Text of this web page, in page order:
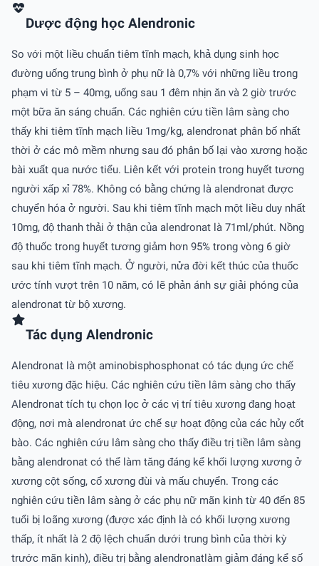
Dược động học Alendronic
So với một liều chuẩn tiêm tĩnh mạch, khả dụng sinh học
đường uống trung bình ở phụ nữ là 0,7% với những liều trong
phạm vi từ 5 – 40mg, uống sau 1 đêm nhịn ăn và 2 giờ trước
một bữa ăn sáng chuẩn. Các nghiên cứu tiền lâm sàng cho
thấy khi tiêm tĩnh mạch liều 1mg/kg, alendronat phân bố nhất
thời ở các mô mềm nhưng sau đó phân bố lại vào xương hoặc
bài xuất qua nước tiểu. Liên kết với protein trong huyết tương
người xấp xỉ 78%. Không có bằng chứng là alendronat được
chuyển hóa ở người. Sau khi tiêm tĩnh mạch một liều duy nhất
10mg, độ thanh thải ở thận của alendronat là 71ml/phút. Nồng
độ thuốc trong huyết tương giảm hơn 95% trong vòng 6 giờ
sau khi tiêm tĩnh mạch. Ở người, nửa đời kết thúc của thuốc
ước tính vượt trên 10 năm, có lẽ phản ánh sự giải phóng của
alendronat từ bộ xương.
Tác dụng Alendronic
Alendronat là một aminobisphosphonat có tác dụng ức chế
tiêu xương đặc hiệu. Các nghiên cứu tiền lâm sàng cho thấy
Alendronat tích tụ chọn lọc ở các vị trí tiêu xương đang hoạt
động, nơi mà alendronat ức chế sự hoạt động của các hủy cốt
bào. Các nghiên cứu lâm sàng cho thấy điều trị tiền lâm sàng
bằng alendronat có thể làm tăng đáng kể khối lượng xương ở
xương cột sống, cổ xương đùi và mấu chuyển. Trong các
nghiên cứu tiền lâm sàng ở các phụ nữ mãn kinh từ 40 đến 85
tuổi bị loãng xương (được xác định là có khối lượng xương
thấp, ít nhất là 2 độ lệch chuẩn dưới trung bình của thời kỳ
trước mãn kinh), điều trị bằng alendronatlàm giảm đáng kể số